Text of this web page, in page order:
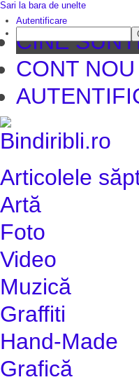
CINE
CONT NOU
Articolele
Artă
Foto
Video
Muzică
Graffiti
Hand-Made
Grafică
Sari la bara de unelte
Autentificare